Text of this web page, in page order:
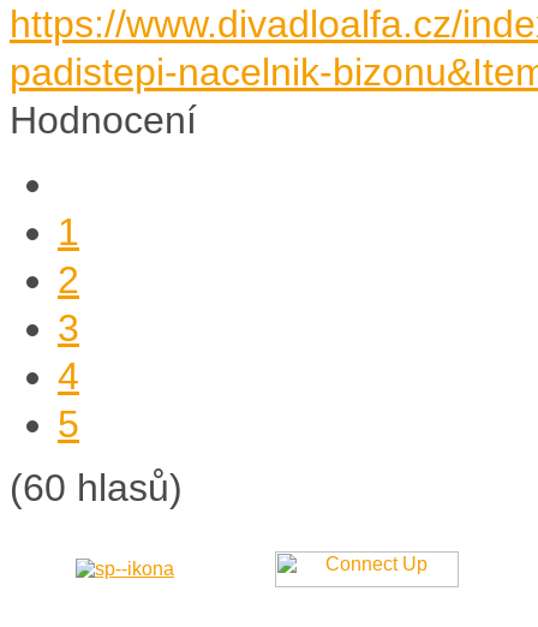
https://www.divadloalfa.cz/
padistepi-nacelnik-
Hodnocení
1
2
3
4
5
(60 hlasů)